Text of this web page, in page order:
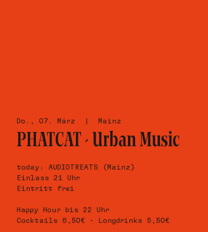
Do., 07. März Mainz
PHATCAT - Urban Music
today: AUDIOTREATS (Mainz)
Einlass 21 Uhr
Eintritt frei
Happy Hour bis 22 Uhr
Cocktails 6,50€ - Longdrinks 5,50€